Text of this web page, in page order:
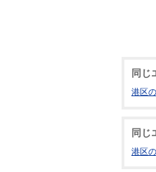
同じ
港区
同じ
港区